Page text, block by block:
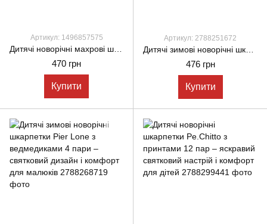
Артикул: 1496857575
470 грн
Купити
Артикул: 2788251672
476 грн
Купити